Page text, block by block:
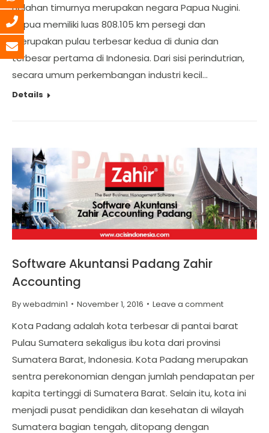
Belahan timurnya merupakan negara Papua Nugini.
Papua memiliki luas 808.105 km persegi dan
merupakan pulau terbesar kedua di dunia dan
terbesar pertama di Indonesia. Dari sisi perindutrian,
secara umum perkembangan industri kecil…
Details
Software Akuntansi Padang Zahir
Accounting
Bywebadmin1 November 1, 2016 Leave a comment
Kota Padang adalah kota terbesar di pantai barat
Pulau Sumatera sekaligus ibu kota dari provinsi
Sumatera Barat, Indonesia. Kota Padang merupakan
sentra perekonomian dengan jumlah pendapatan per
kapita tertinggi di Sumatera Barat. Selain itu, kota ini
menjadi pusat pendidikan dan kesehatan di wilayah
Sumatera bagian tengah, ditopang dengan